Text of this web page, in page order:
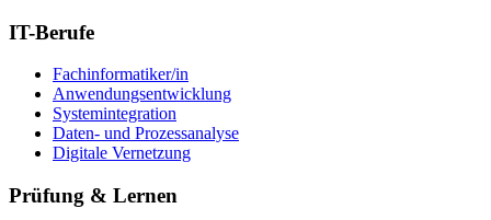
IT-Berufe
Fachinformatiker/in
Anwendungsentwicklung
Systemintegration
Daten- und Prozessanalyse
Digitale Vernetzung
Prüfung & Lernen